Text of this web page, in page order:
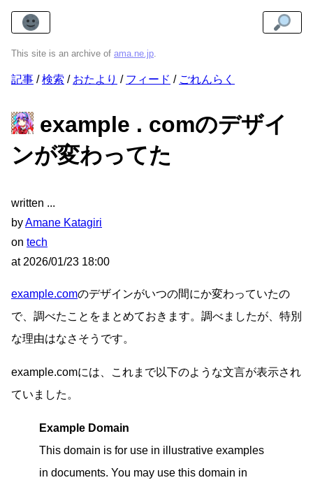
This site is an archive of ama.ne.jp.
記事 検索 おたより フィード ごれんらく
example . comのデザイ
ンが変わってた
written
byAmane Katagiri
on tech
at 2026/01/23 18:00
example.comのデザインがいつの間にか変わっていたの
で、調べたことをまとめておきます。調べましたが、特別
な理由はなさそうです。
example.comには、これまで以下のような文言が表示され
ていました。
Example Domain
This domain is for use in illustrative examples
in documents. You may use this domain in